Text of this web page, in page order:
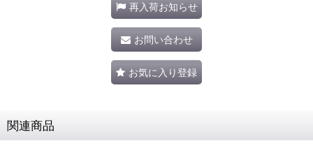
再入荷お知らせ
お問い合わせ
お気に入り登録
関連商品